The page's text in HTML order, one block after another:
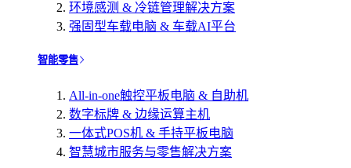
环境感测 & 冷链管理解决方案
强固型车载电脑 & 车载AI平台
智能零售
All-in-one触控平板电脑 & 自助机
数字标牌 & 边缘运算主机
一体式POS机 & 手持平板电脑
智慧城市服务与零售解决方案